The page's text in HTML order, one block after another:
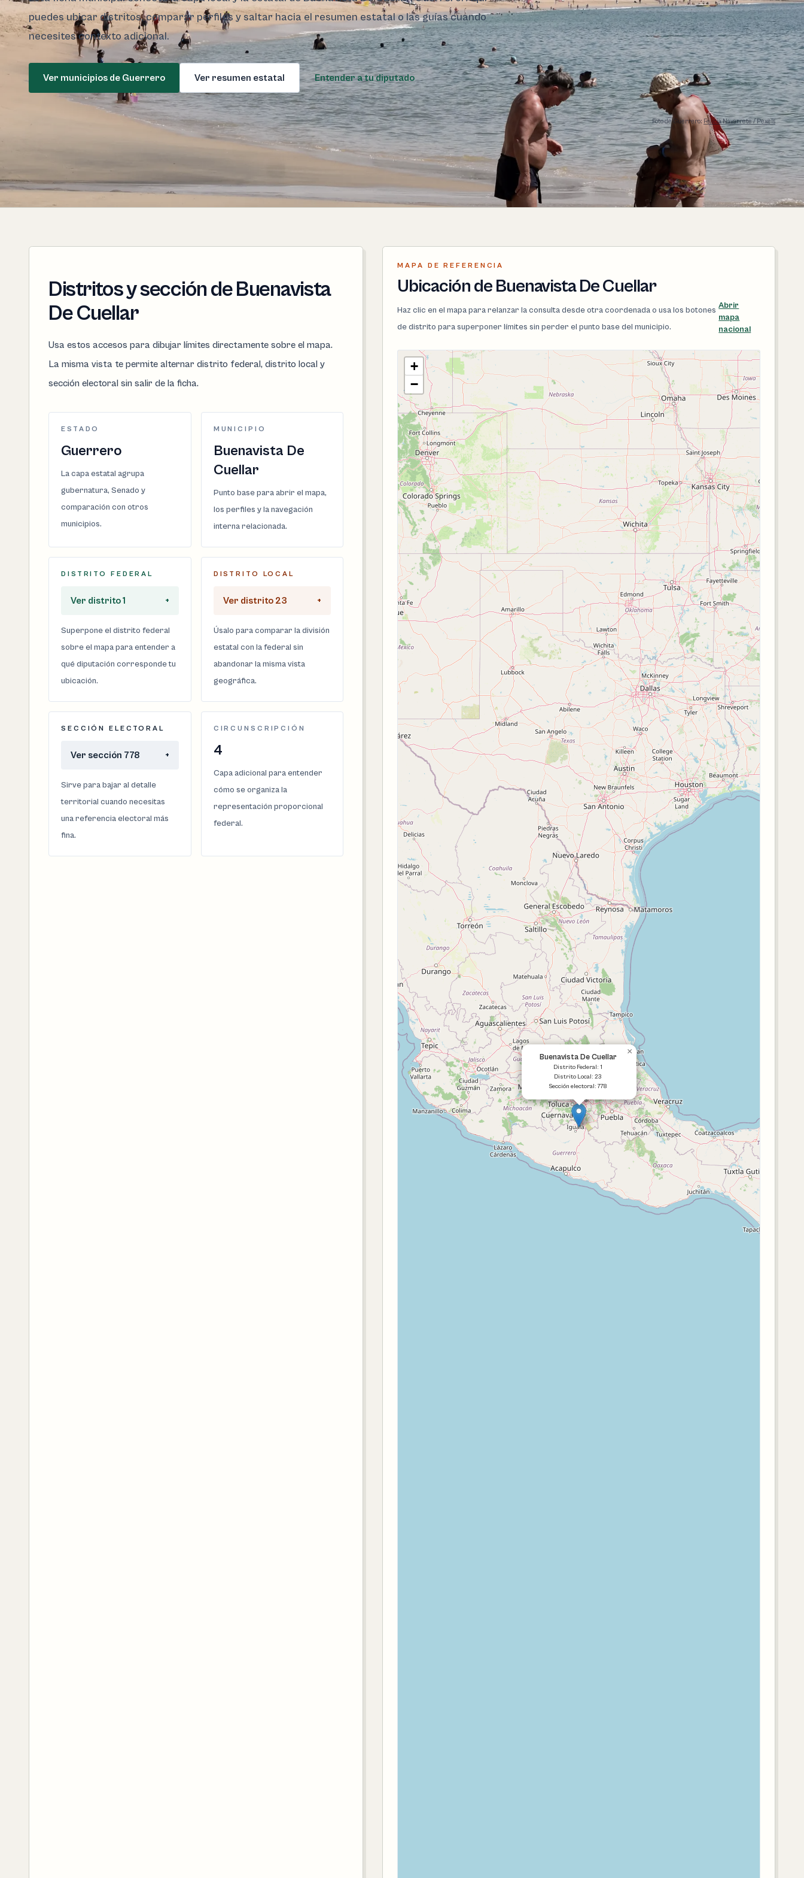
puedes ubicar distritos, comparar perfiles y saltar hacia el resumen estatal o las guías cuando
necesites contexto adicional.
Ver municipios de Guerrero Ver resumen estatal Entender a tu diputado
Foto de Guerrero: Felicia Navarrete / Pexels
Distritos y sección de Buenavista
De Cuellar
Usa estos accesos para dibujar límites directamente sobre el mapa.
La misma vista te permite alternar distrito federal, distrito local y
sección electoral sin salir de la ficha.
ESTADO
Guerrero
La capa estatal agrupa
gubernatura, Senado y
comparación con otros
municipios.
MUNICIPIO
Buenavista De
Cuellar
Punto base para abrir el mapa,
los perfiles y la navegación
interna relacionada.
DISTRITO FEDERAL
Ver distrito 1 +
Superpone el distrito federal
sobre el mapa para entender a
qué diputación corresponde tu
ubicación.
DISTRITO LOCAL
Ver distrito 23 +
Úsalo para comparar la división
estatal con la federal sin
abandonar la misma vista
geográfica.
SECCIÓN ELECTORAL
Ver sección 778 +
Sirve para bajar al detalle
territorial cuando necesitas
una referencia electoral más
fina.
CIRCUNSCRIPCIÓN
4
Capa adicional para entender
cómo se organiza la
representación proporcional
federal.
MAPA DE REFERENCIA
Ubicación de Buenavista De Cuellar
Haz clic en el mapa para relanzar la consulta desde otra coordenada o usa los botones
de distrito para superponer límites sin perder el punto base del municipio.
Abrir
mapa
nacional
Buenavista De Cuellar
Distrito Federal: 1
Distrito Local: 23
Sección electoral: 778
×
+
−